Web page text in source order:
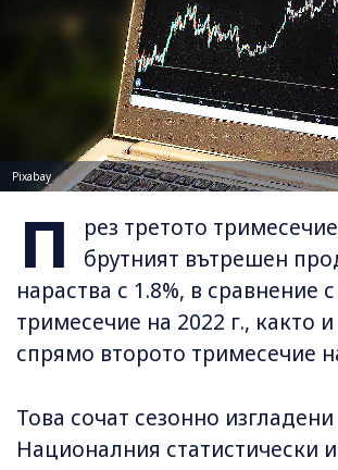
Pixabay
П
рез третото
брутният вътрешен
нараства с 1.8%, в сравнение
тримесечие на 2022 г., както и
спрямо второто тримесечие
Това сочат сезонно
Националния статистически